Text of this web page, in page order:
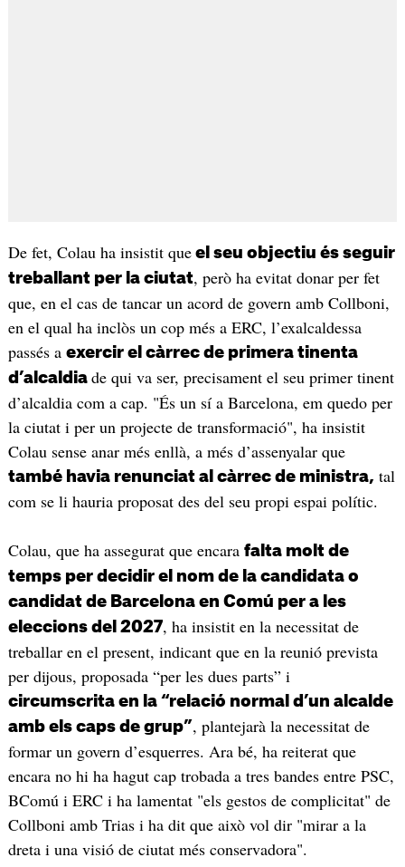
De fet, Colau ha insistit queel seu objectiu és seguir
treballant per la ciutat, però ha evitat donar per fet
que, en el cas de tancar un acord de govern amb Collboni,
en el qual ha inclòs un cop més a ERC, l’exalcaldessa
passés a exercir el càrrec de primera tinenta
d’alcaldia de qui va ser, precisament el seu primer tinent
d’alcaldia com a cap. "És un sí a Barcelona, em quedo per
la ciutat i per un projecte de transformació", ha insistit
Colau sense anar més enllà, a més d’assenyalar que
també havia renunciat al càrrec de ministra, tal
com se li hauria proposat des del seu propi espai polític.
Colau, que ha assegurat que encara falta molt de
temps per decidir el nom de la candidata o
candidat de Barcelona en Comú per a les
eleccions del 2027, ha insistit en la necessitat de
treballar en el present, indicant que en la reunió prevista
per dijous, proposada “per les dues parts” i
circumscrita en la “relació normal d’un alcalde
amb els caps de grup”, plantejarà la necessitat de
formar un govern d’esquerres. Ara bé, ha reiterat que
encara no hi ha hagut cap trobada a tres bandes entre PSC,
BComú i ERC i ha lamentat "els gestos de complicitat" de
Collboni amb Trias i ha dit que això vol dir "mirar a la
dreta i una visió de ciutat més conservadora".